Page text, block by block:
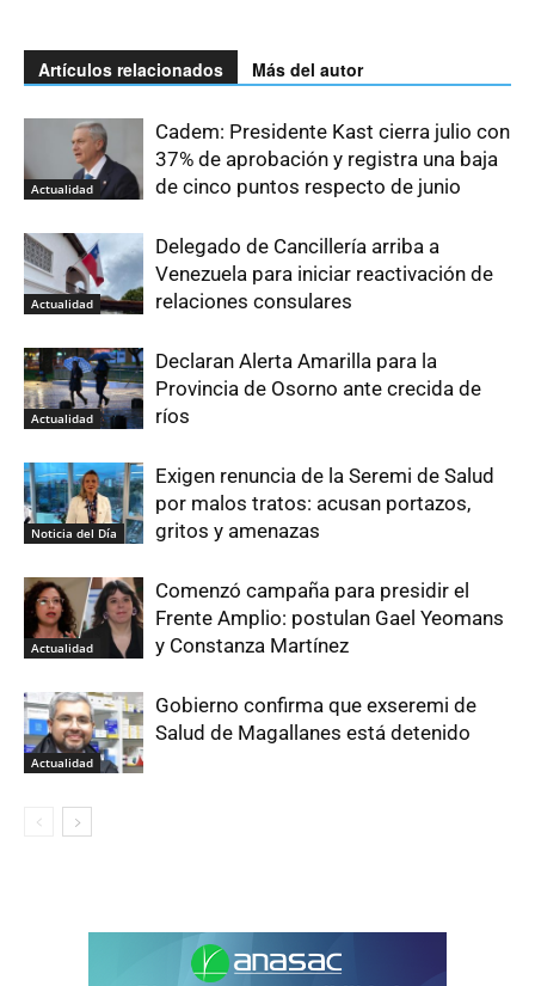
Artículos relacionados Más del autor
Actualidad
Cadem: Presidente Kast cierra julio con
37% de aprobación y registra una baja
de cinco puntos respecto de junio
Actualidad
Delegado de Cancillería arriba a
Venezuela para iniciar reactivación de
relaciones consulares
Actualidad
Declaran Alerta Amarilla para la
Provincia de Osorno ante crecida de
ríos
Noticia del Día
Exigen renuncia de la Seremi de Salud
por malos tratos: acusan portazos,
gritos y amenazas
Actualidad
Comenzó campaña para presidir el
Frente Amplio: postulan Gael Yeomans
y Constanza Martínez
Actualidad
Gobierno confirma que exseremi de
Salud de Magallanes está detenido